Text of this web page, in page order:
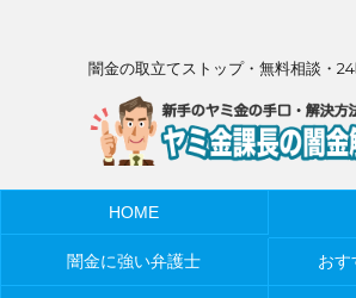
闇金の取立てストップ・無料相談・
HOME
闇金に強い弁護士 おす